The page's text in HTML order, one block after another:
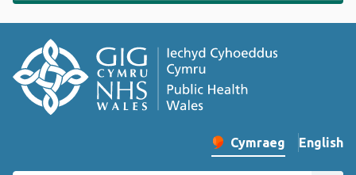
Newid iaith y wefan
Cymraeg English
–